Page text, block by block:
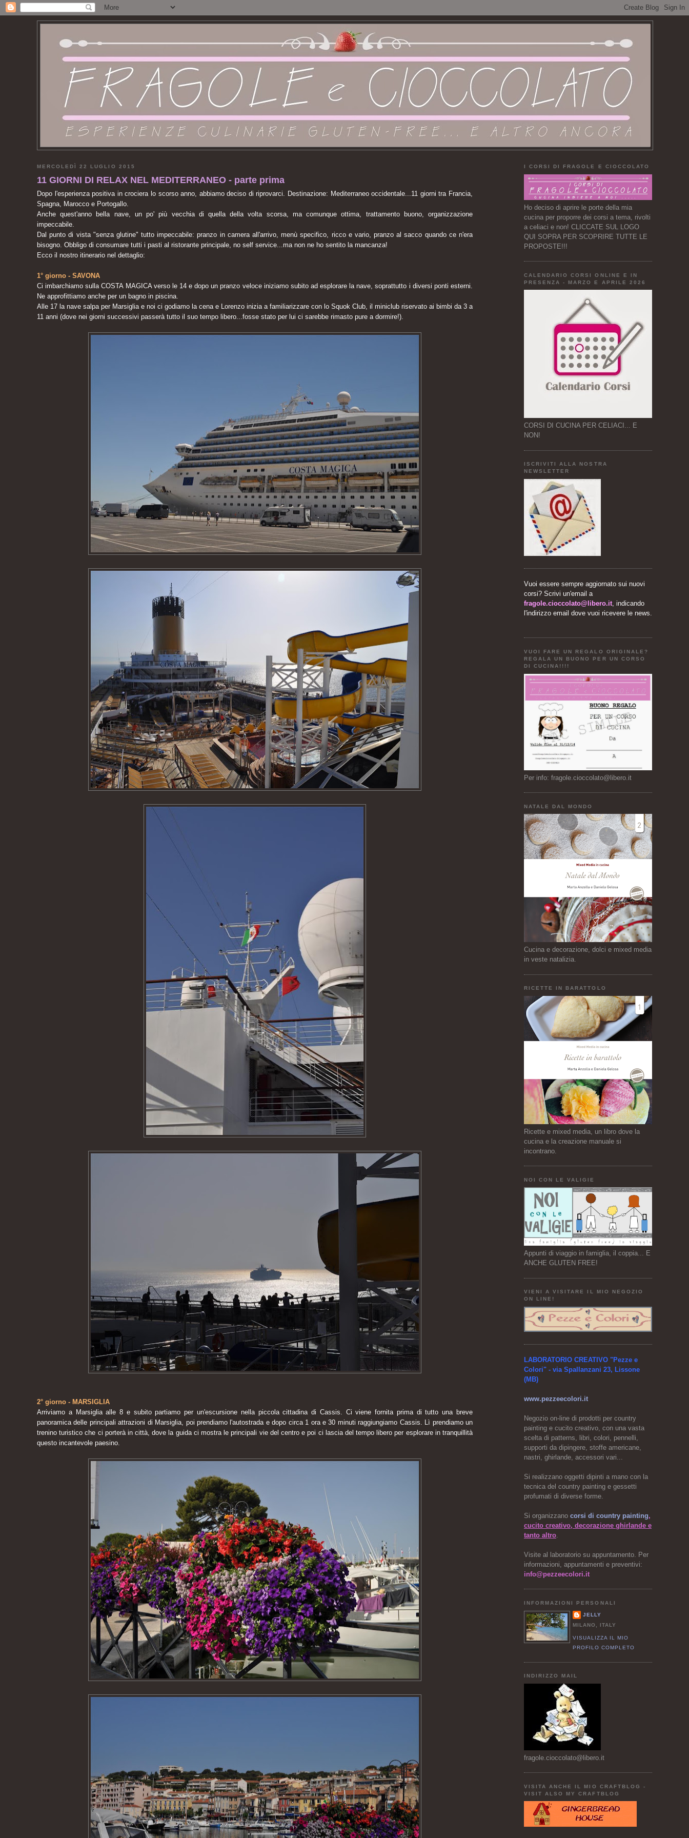
MERCOLEDÌ 22 LUGLIO 2015
11 GIORNI DI RELAX NEL MEDITERRANEO - parte prima
Dopo l'esperienza positiva in crociera lo scorso anno, abbiamo deciso di riprovarci. Destinazione: Mediterraneo occidentale...11 giorni tra Francia,
Spagna, Marocco e Portogallo.
Anche quest'anno bella nave, un po' più vecchia di quella della volta scorsa, ma comunque ottima, trattamento buono, organizzazione
impeccabile.
Dal punto di vista "senza glutine" tutto impeccabile: pranzo in camera all'arrivo, menù specifico, ricco e vario, pranzo al sacco quando ce n'era
bisogno. Obbligo di consumare tutti i pasti al ristorante principale, no self service...ma non ne ho sentito la mancanza!
Ecco il nostro itinerario nel dettaglio:
1° giorno - SAVONA
Ci imbarchiamo sulla COSTA MAGICA verso le 14 e dopo un pranzo veloce iniziamo subito ad esplorare la nave, soprattutto i diversi ponti esterni.
Ne approfittiamo anche per un bagno in piscina.
Alle 17 la nave salpa per Marsiglia e noi ci godiamo la cena e Lorenzo inizia a familiarizzare con lo Squok Club, il miniclub riservato ai bimbi da 3 a
11 anni (dove nei giorni successivi passerà tutto il suo tempo libero...fosse stato per lui ci sarebbe rimasto pure a dormire!).
2° giorno - MARSIGLIA
Arriviamo a Marsiglia alle 8 e subito partiamo per un'escursione nella piccola cittadina di Cassis. Ci viene fornita prima di tutto una breve
panoramica delle principali attrazioni di Marsiglia, poi prendiamo l'autostrada e dopo circa 1 ora e 30 minuti raggiungiamo Cassis. Lì prendiamo un
trenino turistico che ci porterà in città, dove la guida ci mostra le principali vie del centro e poi ci lascia del tempo libero per esplorare in tranquillità
questo incantevole paesino.
I CORSI DI FRAGOLE E CIOCCOLATO
Ho deciso di aprire le porte della mia
cucina per proporre dei corsi a tema, rivolti
a celiaci e non! CLICCATE SUL LOGO
QUI SOPRA PER SCOPRIRE TUTTE LE
PROPOSTE!!!
CALENDARIO CORSI ONLINE E IN
PRESENZA - MARZO E APRILE 2026
CORSI DI CUCINA PER CELIACI... E
NON!
ISCRIVITI ALLA NOSTRA
NEWSLETTER
Vuoi essere sempre aggiornato sui nuovi
corsi? Scrivi un'email a
fragole.cioccolato@libero.it , indicando
l'indirizzo email dove vuoi ricevere le news.
VUOI FARE UN REGALO ORIGINALE?
REGALA UN BUONO PER UN CORSO
DI CUCINA!!!!
Per info: fragole.cioccolato@libero.it
NATALE DAL MONDO
Cucina e decorazione, dolci e mixed media
in veste natalizia.
RICETTE IN BARATTOLO
Ricette e mixed media, un libro dove la
cucina e la creazione manuale si
incontrano.
NOI CON LE VALIGIE
Appunti di viaggio in famiglia, il coppia... E
ANCHE GLUTEN FREE!
VIENI A VISITARE IL MIO NEGOZIO
ON LINE!
LABORATORIO CREATIVO "Pezze e
Colori" - via Spallanzani 23, Lissone
(MB)
www.pezzeecolori.it
Negozio on-line di prodotti per country
painting e cucito creativo, con una vasta
scelta di patterns, libri, colori, pennelli,
supporti da dipingere, stoffe americane,
nastri, ghirlande, accessori vari...
Si realizzano oggetti dipinti a mano con la
tecnica del country painting e gessetti
profumati di diverse forme.
Si organizzano corsi di country painting,
cucito creativo, decorazione ghirlande e
tanto altro
Visite al laboratorio su appuntamento. Per
informazioni, appuntamenti e preventivi:
info@pezzeecolori.it
INFORMAZIONI PERSONALI
JELLY
MILANO, ITALY
VISUALIZZA IL MIO
PROFILO COMPLETO
INDIRIZZO MAIL
fragole.cioccolato@libero.it
VISITA ANCHE IL MIO CRAFTBLOG -
VISIT ALSO MY CRAFTBLOG